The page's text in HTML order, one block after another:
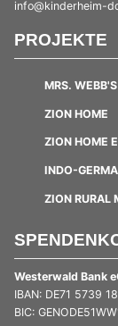
info@kinderheim-
PROJEKTE
MRS.
ZION HOME
ZION HOME
INDO-
ZION RURAL
Westerwald Bank
IBAN: DE71 5739
BIC: